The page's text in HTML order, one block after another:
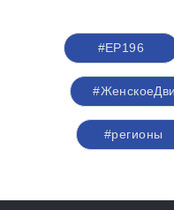
#ЕР196
#регионы